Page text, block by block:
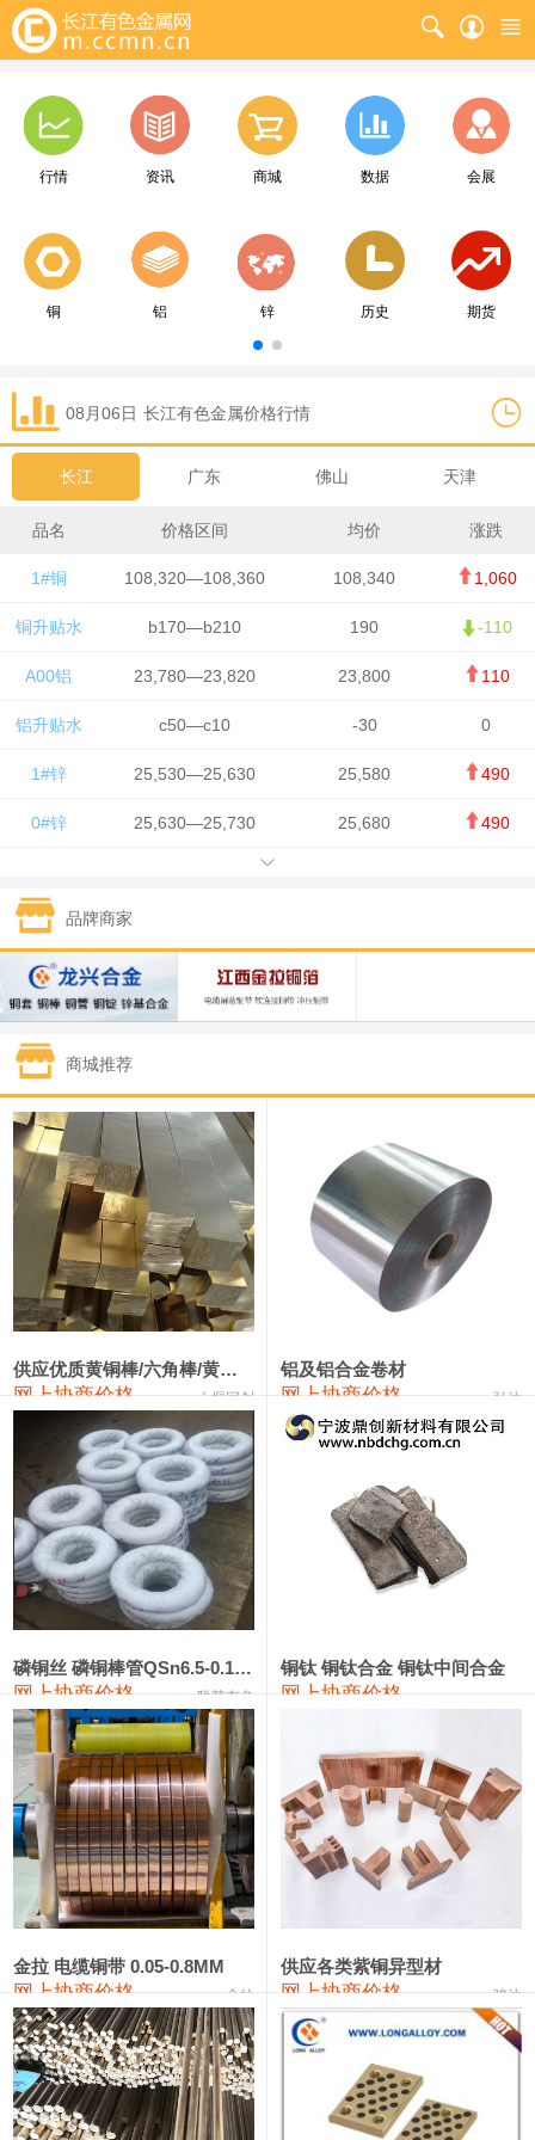
行情 资讯 商城 数据 会展
铜 铝 锌 历史 期货
08月06日 长江有色金属价格行情
长江 广东 佛山 天津
品名 价格区间 均价 涨跌
1#铜 108,320—108,360 108,340 1,060
铜升贴水 b170—b210 190 -110
A00铝 23,780—23,820 23,800 110
铝升贴水 c50—c10 -30 0
1#锌 25,530—25,630 25,580 490
0#锌 25,630—25,730 25,680 490
1#锡 434,750—436,750
1#镍 131,200—132,400
1#白银 15,170—15,180 15,175 615
钯金
1#钴 331,000—351,000
1#锑 88,000—94,000 91,000
2#锑 84,000—90,000 87,000 0
1#镁 17,000—18,000 17,500
1#电解锰(99.7%袋装) 17,900—18,100 18,000
1#电解锰 18,800—19,000 18,900
1#铬 60,000—82,000
2202#硅 14,100—14,300
553#硅 9,200—9,400 9,300
3303#硅 10,300—10,500 10,400
441#硅 9,500—9,700
金属硅553#-331# 10,000 0
漆包线 111,610—115,610 113,610
磷铜合金 110,400—117,200 113,800 1,050
无氧铜丝(硬) 109,350—109,650 109,500
R410A专用紫铜管 113,340—113,340
铸造铝合金锭(A380） 26,200—26,400 26,300 100
铝合金ADC12 24,100—24,300 100
铸造铝合金锭(ZL102) 24,100—24,300 24,200
品牌商家
商城推荐
供应优质黄铜棒/六角棒/黄铜方板
网上协商价格 十堰同创
铝及铝合金卷材
网上协商价格 弘达
磷铜丝 磷铜棒管QSn6.5-0.1 7-0.2 8-0.3
网上协商价格 联荣有色
铜钛 铜钛合金 铜钛中间合金
网上协商价格
金拉 电缆铜带 0.05-0.8MM
网上协商价格 金拉
供应各类紫铜异型材
网上协商价格 骏达